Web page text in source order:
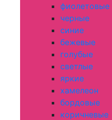
фиолетовые
черные
синие
бежевые
голубые
светлые
яркие
хамелеон
бордовые
коричневые